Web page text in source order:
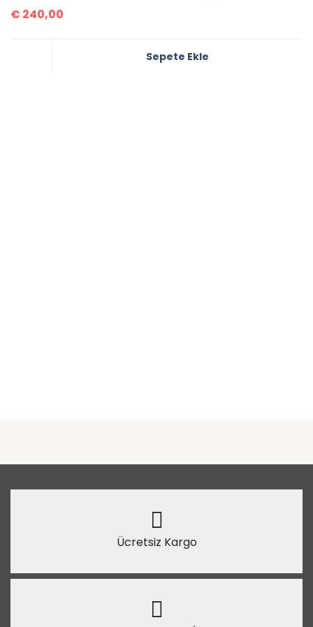
€ 240,00
Sepete Ekle
Ücretsiz Kargo